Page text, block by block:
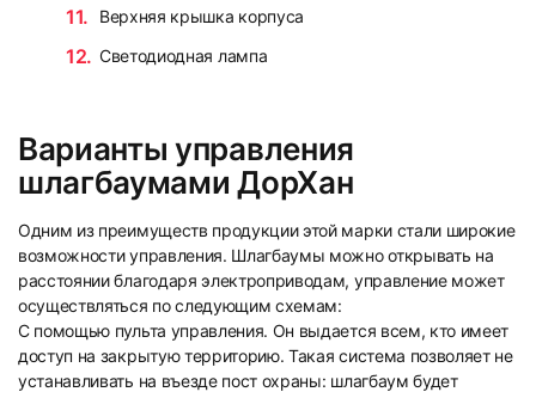
Верхняя крышка корпуса
Светодиодная лампа
Варианты управления
шлагбаумами ДорХан
Одним из преимуществ продукции этой марки стали широкие
возможности управления. Шлагбаумы можно открывать на
расстоянии благодаря электроприводам, управление может
осуществляться по следующим схемам:
С помощью пульта управления. Он выдается всем, кто имеет
доступ на закрытую территорию. Такая система позволяет не
устанавливать на въезде пост охраны: шлагбаум будет